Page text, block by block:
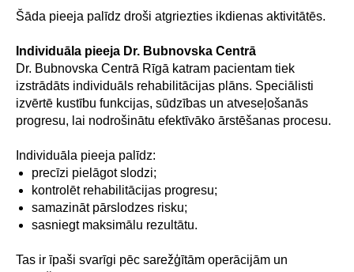
Šāda pieeja palīdz droši atgriezties ikdienas aktivitātēs.
Individuāla pieeja Dr. Bubnovska Centrā
Dr. Bubnovska Centrā Rīgā katram pacientam tiek
izstrādāts individuāls rehabilitācijas plāns. Speciālisti
izvērtē kustību funkcijas, sūdzības un atveseļošanās
progresu, lai nodrošinātu efektīvāko ārstēšanas procesu.
Individuāla pieeja palīdz:
precīzi pielāgot slodzi;
kontrolēt rehabilitācijas progresu;
samazināt pārslodzes risku;
sasniegt maksimālu rezultātu.
Tas ir īpaši svarīgi pēc sarežģītām operācijām un